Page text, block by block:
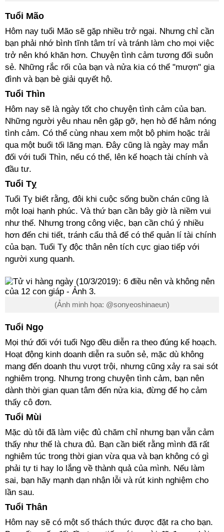
Tuổi Mão
Hôm nay tuổi Mão sẽ gặp nhiều trở ngại. Nhưng chỉ cần
bạn phải nhớ bình tĩnh tâm trí và tránh làm cho mọi việc
trở nên khó khăn hơn. Chuyện tình cảm tương đối suôn
sẻ. Những rắc rối của bạn và nửa kia có thể "mượn" gia
đình và bạn bè giải quyết hộ.
Tuổi Thìn
Hôm nay sẽ là ngày tốt cho chuyện tình cảm của bạn.
Những người yêu nhau nên gặp gỡ, hẹn hò để hâm nóng
tình cảm. Có thể cùng nhau xem một bộ phim hoặc trải
qua một buổi tối lãng mạn. Đây cũng là ngày may mắn
đối với tuổi Thìn, nếu có thể, lên kế hoạch tài chính và
đầu tư.
Tuổi Tỵ
Tuổi Tỵ biết rằng, đôi khi cuộc sống buồn chán cũng là
một loại hạnh phúc. Và thứ bạn cần bây giờ là niềm vui
như thế. Nhưng trong công việc, bạn cần chú ý nhiều
hơn đến chi tiết, tránh cẩu thả để có thể quản lí tài chính
của bạn. Tuổi Tỵ độc thân nên tích cực giao tiếp với
người xung quanh.
(Ảnh minh họa: @sonyeoshinaeun)
Tuổi Ngọ
Mọi thứ đối với tuổi Ngọ đều diễn ra theo đúng kế hoạch.
Hoạt động kinh doanh diễn ra suôn sẻ, mặc dù không
mang đến doanh thu vượt trội, nhưng cũng xảy ra sai sót
nghiêm trọng. Nhưng trong chuyện tình cảm, bạn nên
dành thời gian quan tâm đến nửa kia, đừng để họ cảm
thấy cô đơn.
Tuổi Mùi
Mặc dù tôi đã làm việc đủ chăm chỉ nhưng bạn vẫn cảm
thấy như thế là chưa đủ. Bạn cần biết rằng mình đã rất
nghiêm túc trong thời gian vừa qua và bạn không có gì
phải tự ti hay lo lắng về thành quả của mình. Nếu làm
sai, bạn hãy mạnh dạn nhận lỗi và rút kinh nghiệm cho
lần sau.
Tuổi Thân
Hôm nay sẽ có một số thách thức được đặt ra cho bạn.